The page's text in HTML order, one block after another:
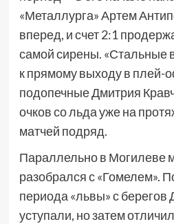
«Металлурга» Артем
вперед, и счет 2:1
самой сирены. «Стальные
к прямому выходу в плей-
подопечные Дмитрия
очков со льда уже на
матчей подряд.
Параллельно в Могилеве
разобрался с «Гомелем».
периода «львы» с
уступали, но затем